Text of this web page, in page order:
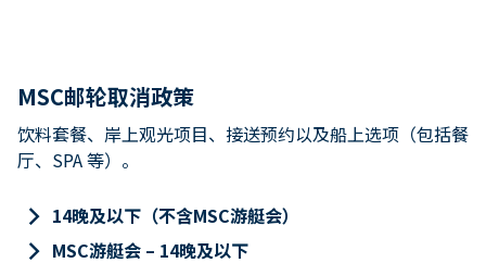
MSC邮轮取消政策
饮料套餐、岸上观光项目、接送预约以及船上选项（包括餐
厅、SPA 等）。
keyboard_arrow_right 14晚及以下（不含MSC游艇会）
keyboard_arrow_right MSC游艇会 – 14晚及以下